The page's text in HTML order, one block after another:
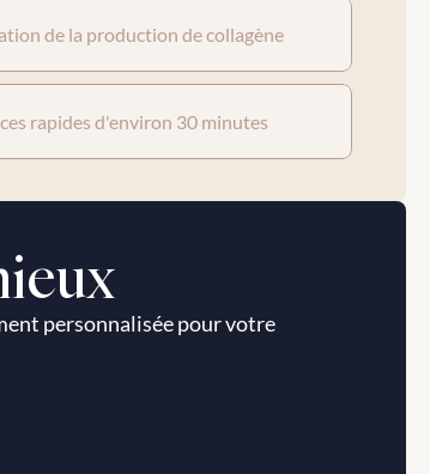
de la production de collagène
rapides d'environ 30 minutes
personnalisée pour votre